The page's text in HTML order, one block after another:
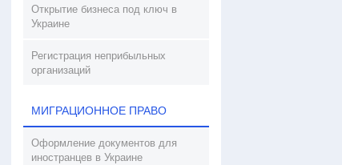
Открытие бизнеса под ключ в
Украине
Регистрация неприбыльных
организаций
МИГРАЦИОННОЕ ПРАВО
Оформление документов для
иностранцев в Украине